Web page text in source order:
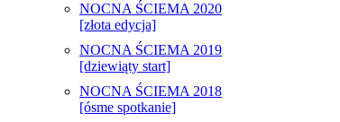
NOCNA ŚCIEMA 2020
[złota edycja]
NOCNA ŚCIEMA 2019
[dziewiąty start]
NOCNA ŚCIEMA 2018
[ósme spotkanie]